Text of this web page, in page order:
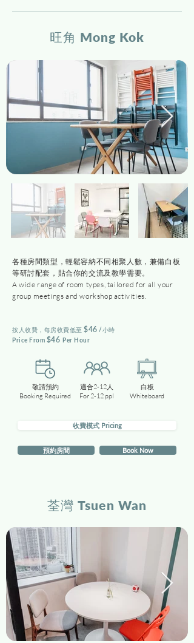
旺角 Mong Kok
各種房間類型，輕鬆容納不同相聚人數，兼備白板
等研討配套，貼合你的交流及教學需要。
A wide range of room types, tailored for all your
group meetings and workshop activities.
​按人收費， 每房收費低至 $46 /小時
Price From $46 Per Hour
敬請預約
Booking Required
適合2-12人
For 2-12 ppl
白板
Whiteboard
收費模式 Pricing
預約房間 Book Now
荃灣 Tsuen Wan